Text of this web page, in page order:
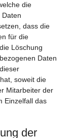
die
dass die
für die
Löschung
Daten
soweit die
Mitarbeiter der
Einzelfall das
der